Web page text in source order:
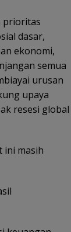
prioritas
dasar,
ekonomi,
semua
urusan
upaya
resesi global
ini masih